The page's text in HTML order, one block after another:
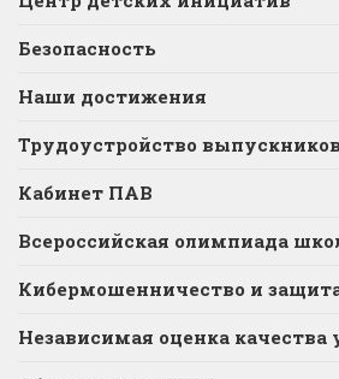
Безопасность
Наши достижения
Трудоустройство выпускников
Кабинет ПАВ
Всероссийская олимпиада
Кибермошенничество и
Независимая оценка качества